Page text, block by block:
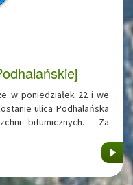
w poniedziałek 22 i we
ulica Podhalańska
bitumicznych. Za